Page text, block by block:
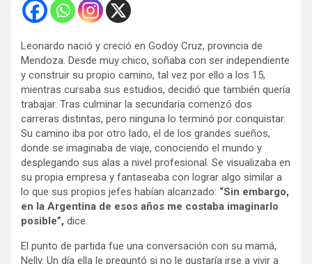
Leonardo nació y creció en Godoy Cruz, provincia de
Mendoza. Desde muy chico, soñaba con ser independiente
y construir su propio camino, tal vez por ello a los 15,
mientras cursaba sus estudios, decidió que también quería
trabajar. Tras culminar la secundaria comenzó dos
carreras distintas, pero ninguna lo terminó por conquistar.
Su camino iba por otro lado, el de los grandes sueños,
donde se imaginaba de viaje, conociendo el mundo y
desplegando sus alas a nivel profesional. Se visualizaba en
su propia empresa y fantaseaba con lograr algo similar a
lo que sus propios jefes habían alcanzado: “Sin embargo,
en la Argentina de esos años me costaba imaginarlo
posible”, dice.
El punto de partida fue una conversación con su mamá,
Nelly. Un día ella le preguntó si no le gustaría irse a vivir a